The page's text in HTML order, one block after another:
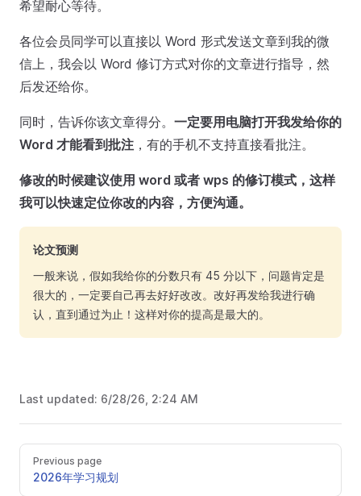
希望耐心等待。
各位会员同学可以直接以 Word 形式发送文章到我的微
信上，我会以 Word 修订方式对你的文章进行指导，然
后发还给你。
同时，告诉你该文章得分。 一定要用电脑打开我发给你的
Word 才能看到批注 ，有的手机不支持直接看批注。
修改的时候建议使用 word 或者 wps 的修订模式，这样
我可以快速定位你改的内容，方便沟通。
论文预测
一般来说，假如我给你的分数只有 45 分以下，问题肯定是
很大的，一定要自己再去好好改改。改好再发给我进行确
认，直到通过为止！这样对你的提高是最大的。
Last updated: 6/28/26, 2:24 AM
Previous page
2026年学习规划